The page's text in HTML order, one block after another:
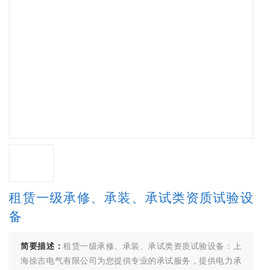
租赁一级承修、承装、承试类资质试验设
备
简要描述：租赁一级承修、承装、承试类资质试验设备：上
海徐吉电气有限公司为您提供专业的承试服务，提供电力承